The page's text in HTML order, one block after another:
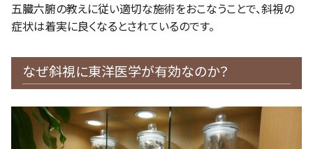
五臓六腑の教えに従い適切な施術をおこなうことで、斜視の
症状は着実に良くなるとされているのです。
なぜ斜視に東洋医学が有効なのか？